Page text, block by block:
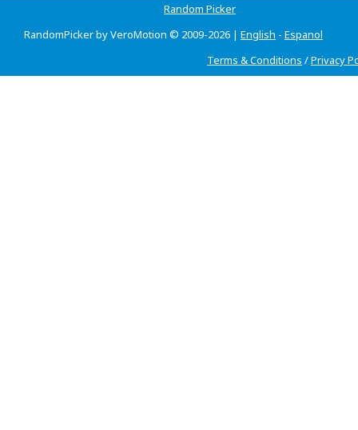
Random Picker
RandomPicker by VeroMotion © 2009-2026 | English - Espanol
Terms & Conditions /Privacy